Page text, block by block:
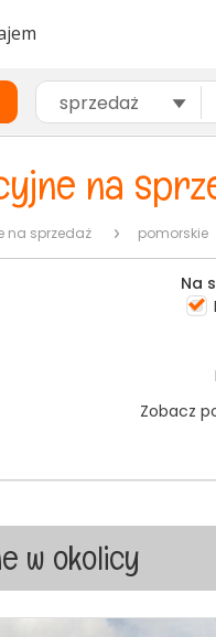
sprzedaż
na
na sprzedaż pomorskie
Na
Zobacz
w okolicy